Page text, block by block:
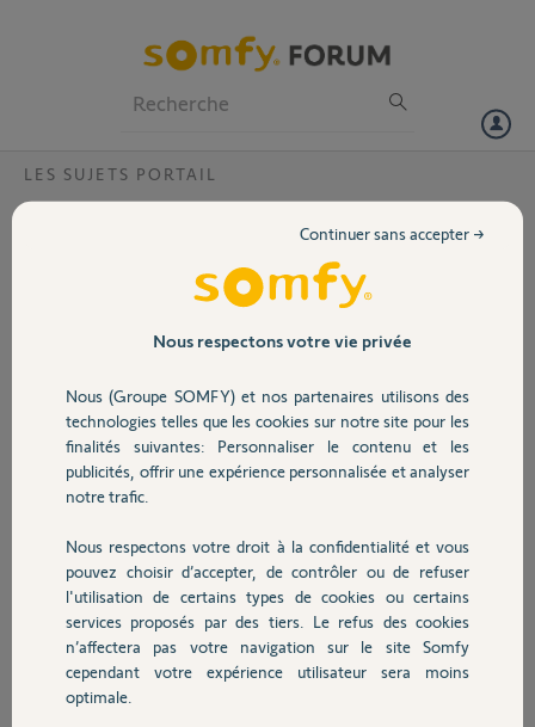
Volet
Sécurité
Domotique
Chauffage
Autres produits
LES SUJETS PORTAIL
Enregistrement appareil acheté à l'étranger
Comment puis je enregistrer mon ELIXO 500 3S io pour la garantie.
Appareil acheté sur le Web à l'étranger en Allemagne ?
Cordialement
Merci,
Frédéric G.
il y a plus de 2 ans
Participer au fil de discussion
Réponses
Nous respectons votre vie privée
Nous (Groupe SOMFY) et nos partenaires utilisons des
technologies telles que les cookies sur notre site pour les
finalités suivantes: Personnaliser le contenu et les
publicités, offrir une expérience personnalisée et analyser
notre trafic.
Nous respectons votre droit à la confidentialité et vous
pouvez choisir d’accepter, de contrôler ou de refuser
l'utilisation de certains types de cookies ou certains
services proposés par des tiers. Le refus des cookies
n’affectera pas votre navigation sur le site Somfy
cependant votre expérience utilisateur sera moins
optimale.
Continuer sans accepter →